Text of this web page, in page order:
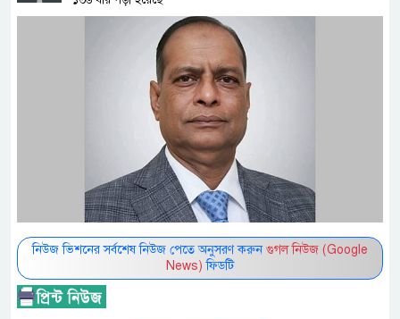
নিউজ ভিশনের সর্বশেষ নিউজ পেতে অনুসরণ করুন গুগল নিউজ (Google
News) ফিডটি